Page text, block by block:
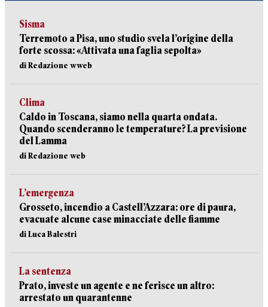
Sisma
Terremoto a Pisa, uno studio svela l’origine della
forte scossa: «Attivata una faglia sepolta»
di Redazione wweb
Clima
Caldo in Toscana, siamo nella quarta ondata.
Quando scenderanno le temperature? La previsione
del Lamma
di Redazione web
L’emergenza
Grosseto, incendio a Castell’Azzara: ore di paura,
evacuate alcune case minacciate delle fiamme
di Luca Balestri
La sentenza
Prato, investe un agente e ne ferisce un altro:
arrestato un quarantenne